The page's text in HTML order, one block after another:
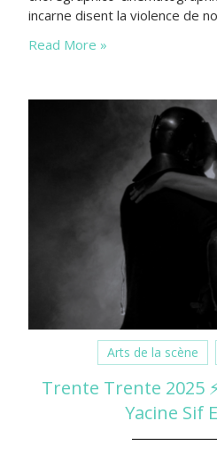
incarne disent la violence de
aussi apparentes
Read More »
Arts de la scène
Trente Trente 2025
Yacine Sif